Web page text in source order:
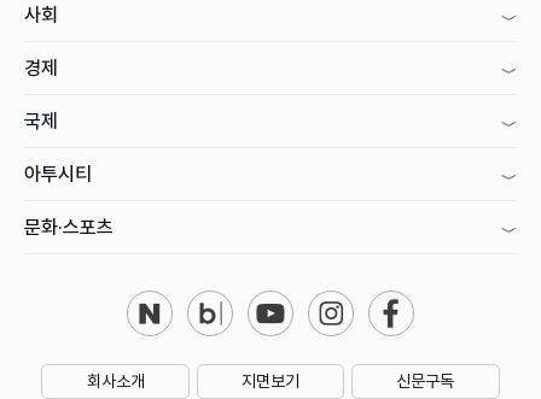
사회
경제
국제
아투시티
문화·스포츠
회사소개 지면보기 신문구독